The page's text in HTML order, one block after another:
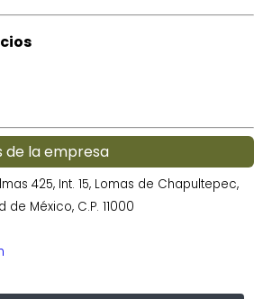
de la empresa
425, Int. 15, Lomas de Chapultepec,
México, C.P. 11000